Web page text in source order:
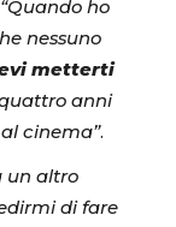
“Quando ho
nessuno
metterti
anni
cinema”.
un altro
di fare